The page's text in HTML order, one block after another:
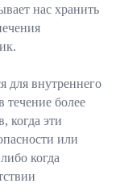
нас хранить
для внутреннего
течение более
когда эти
или
когда